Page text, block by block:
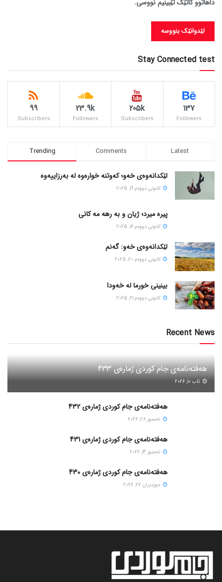
داهاتوو کاتێک تێبینیم نووسی.
Stay Connected test
137
Followers
205k
Subscribers
23.9k
Followers
99
Subscribers
Trending Comments Latest
لێکدانەوەی خەو؛ کەوتنە خوارەوە لە بەرزاییەوە
كانونی دووه‌م 19, 2025
پیره میرد؛ ژیان و به رهه مه کانی
كانونی دووه‌م 16, 2025
لێکدانەوەی خەو: گەنم
كانونی دووه‌م 20, 2025
بینینی خورما لە خەودا
كانونی دووه‌م 21, 2025
Recent News
هەفتەنامەی جام کوردی ژمارەی 433
ئاب 10, 2026
هەفتەنامەی جام کوردی ژمارەی 432
ته‌مموز 28, 2026
هەفتەنامەی جام کوردی ژمارەی 431
ته‌مموز 14, 2026
هەفتەنامەی جام کوردی ژمارەی 430
حوزه‌یران 27, 2026